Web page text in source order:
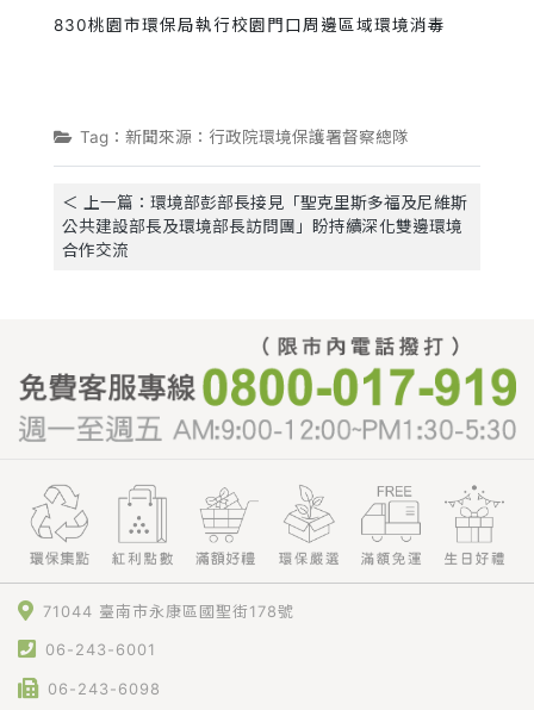
830桃園市環保局執行校園門口周邊區域環境消毒
Tag：新聞來源：行政院環境保護署督察總隊
＜ 上一篇：環境部彭部長接見「聖克里斯多福及尼維斯
公共建設部長及環境部長訪問團」盼持續深化雙邊環境
合作交流
71044 臺南市永康區國聖街178號
06-243-6001
06-243-6098